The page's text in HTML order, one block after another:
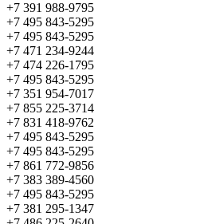
+7 391 988-9795
+7 495 843-5295
+7 495 843-5295
+7 471 234-9244
+7 474 226-1795
+7 495 843-5295
+7 351 954-7017
+7 855 225-3714
+7 831 418-9762
+7 495 843-5295
+7 495 843-5295
+7 861 772-9856
+7 383 389-4560
+7 495 843-5295
+7 381 295-1347